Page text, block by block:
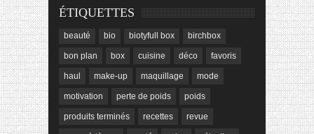
ÉTIQUETTES
beauté bio biotyfull box birchbox
bon plan box cuisine déco favoris
haul make-up maquillage mode
motivation perte de poids poids
produits terminés recettes revue